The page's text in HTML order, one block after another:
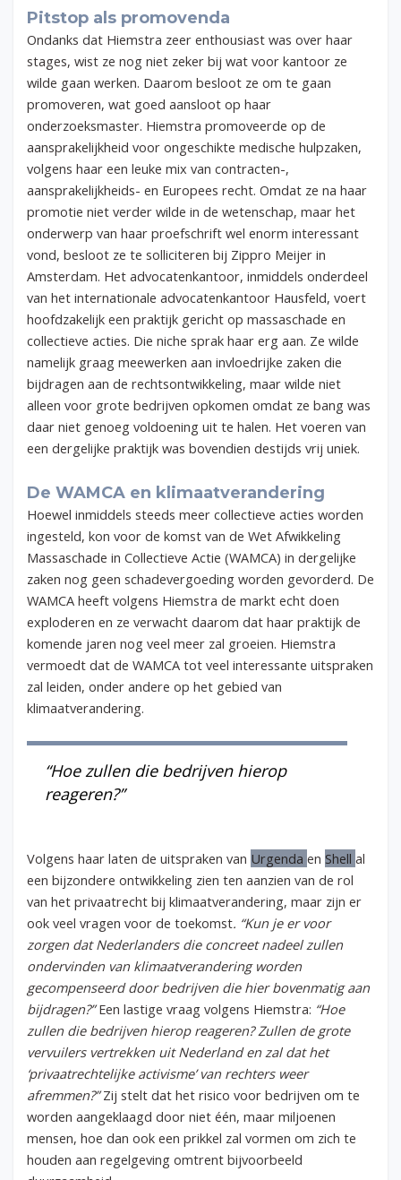
Pitstop als promovenda
Ondanks dat Hiemstra zeer enthousiast was over haar
stages, wist ze nog niet zeker bij wat voor kantoor ze
wilde gaan werken. Daarom besloot ze om te gaan
promoveren, wat goed aansloot op haar
onderzoeksmaster. Hiemstra promoveerde op de
aansprakelijkheid voor ongeschikte medische hulpzaken,
volgens haar een leuke mix van contracten-,
aansprakelijkheids- en Europees recht. Omdat ze na haar
promotie niet verder wilde in de wetenschap, maar het
onderwerp van haar proefschrift wel enorm interessant
vond, besloot ze te solliciteren bij Zippro Meijer in
Amsterdam. Het advocatenkantoor, inmiddels onderdeel
van het internationale advocatenkantoor Hausfeld, voert
hoofdzakelijk een praktijk gericht op massaschade en
collectieve acties. Die niche sprak haar erg aan. Ze wilde
namelijk graag meewerken aan invloedrijke zaken die
bijdragen aan de rechtsontwikkeling, maar wilde niet
alleen voor grote bedrijven opkomen omdat ze bang was
daar niet genoeg voldoening uit te halen. Het voeren van
een dergelijke praktijk was bovendien destijds vrij uniek.
De WAMCA en klimaatverandering
Hoewel inmiddels steeds meer collectieve acties worden
ingesteld, kon voor de komst van de Wet Afwikkeling
Massaschade in Collectieve Actie (WAMCA) in dergelijke
zaken nog geen schadevergoeding worden gevorderd. De
WAMCA heeft volgens Hiemstra de markt echt doen
exploderen en ze verwacht daarom dat haar praktijk de
komende jaren nog veel meer zal groeien. Hiemstra
vermoedt dat de WAMCA tot veel interessante uitspraken
zal leiden, onder andere op het gebied van
klimaatverandering.
“Hoe zullen die bedrijven hierop
reageren?”
Volgens haar laten de uitspraken van Urgenda en Shell al
een bijzondere ontwikkeling zien ten aanzien van de rol
van het privaatrecht bij klimaatverandering, maar zijn er
ook veel vragen voor de toekomst. “Kun je er voor
zorgen dat Nederlanders die concreet nadeel zullen
ondervinden van klimaatverandering worden
gecompenseerd door bedrijven die hier bovenmatig aan
bijdragen?”Een lastige vraag volgens Hiemstra: “Hoe
zullen die bedrijven hierop reageren? Zullen de grote
vervuilers vertrekken uit Nederland en zal dat het
‘privaatrechtelijke activisme’ van rechters weer
afremmen?”Zij stelt dat het risico voor bedrijven om te
worden aangeklaagd door niet één, maar miljoenen
mensen, hoe dan ook een prikkel zal vormen om zich te
houden aan regelgeving omtrent bijvoorbeeld